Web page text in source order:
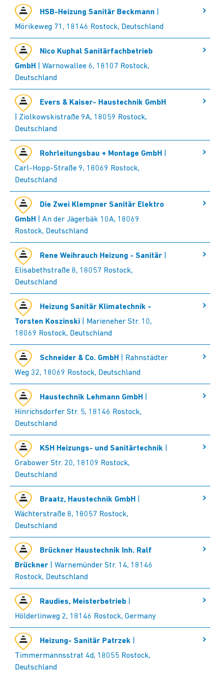
HSB-Heizung Sanitär Beckmann
Mörikeweg 71, 18146 Rostock, Deutschland
Nico Kuphal Sanitärfachbetrieb
GmbH
| Warnowallee 6, 18107 Rostock,
Deutschland
Evers & Kaiser- Haustechnik GmbH
| Ziolkowskistraße 9A, 18059 Rostock,
Deutschland
Rohrleitungsbau + Montage GmbH
Carl-Hopp-Straße 9, 18069 Rostock,
Deutschland
Die Zwei Klempner Sanitär Elektro
GmbH
| An der Jägerbäk 10A, 18069
Rostock, Deutschland
Rene Weihrauch Heizung - Sanitär
Elisabethstraße 8, 18057 Rostock,
Deutschland
Heizung Sanitär Klimatechnik -
Torsten Koszinski | Marieneher Str. 10,
18069 Rostock, Deutschland
Schneider & Co. GmbH | Rahnstädter
Weg 32, 18069 Rostock, Deutschland
Haustechnik Lehmann GmbH
Hinrichsdorfer Str. 5, 18146 Rostock,
Deutschland
KSH Heizungs- und Sanitärtechnik
Grabower Str. 20, 18109 Rostock,
Deutschland
Braatz, Haustechnik GmbH
Wächterstraße 8, 18057 Rostock,
Deutschland
Brückner Haustechnik Inh. Ralf
Brückner | Warnemünder Str. 14, 18146
Rostock, Deutschland
Raudies, Meisterbetrieb
Hölderlinweg 2, 18146 Rostock, Germany
Heizung- Sanitär Patrzek
Timmermannsstrat 4d, 18055 Rostock,
Deutschland